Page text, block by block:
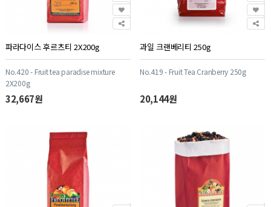
파라다이스 후르츠티 2X200g
No.420 - Fruit tea paradise mixture
2X200g
32,667원
과일 크랜베리티 250g
No.419 - Fruit Tea Cranberry 250g
20,144원